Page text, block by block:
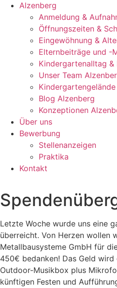
Alzenberg
Anmeldung &
Öffnungszeiten &
Eingewöhnung &
Elternbeiträge und -
Kindergartenalltag &
Unser Team
Blog Alzenberg
Konzeptionen
Über uns
Bewerbung
Stellenanzeigen
Praktika
Kontakt
Letzte Woche wurde uns eine
überreicht. Von Herzen wollen
Metallbausysteme GmbH für
450€ bedanken! Das Geld
Outdoor-Musikbox plus
künftigen Festen und